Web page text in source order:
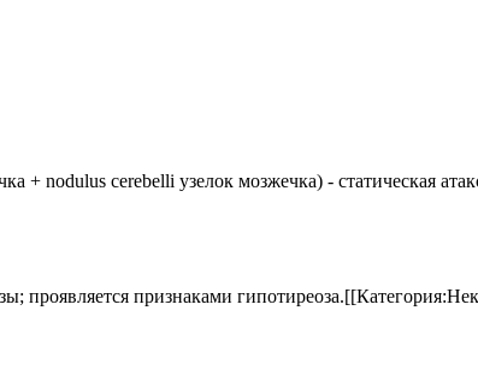
nodulus cerebelli узелок мозжечка) - статическая
проявляется признаками